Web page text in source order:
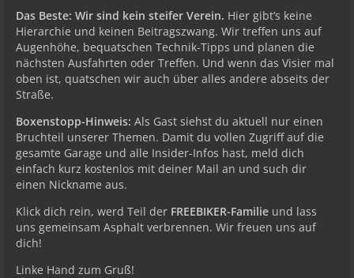
Das Beste: Wir sind kein steifer Verein. Hier gibt’s keine
Hierarchie und keinen Beitragszwang. Wir treffen uns auf
Augenhöhe, bequatschen Technik-Tipps und planen die
nächsten Ausfahrten oder Treffen. Und wenn das Visier mal
oben ist, quatschen wir auch über alles andere abseits der
Straße.
Boxenstopp-Hinweis: Als Gast siehst du aktuell nur einen
Bruchteil unserer Themen. Damit du vollen Zugriff auf die
gesamte Garage und alle Insider-Infos hast, meld dich
einfach kurz kostenlos mit deiner Mail an und such dir
einen Nickname aus.
Klick dich rein, werd Teil der FREEBIKER-Familie und lass
uns gemeinsam Asphalt verbrennen. Wir freuen uns auf
dich!
Linke Hand zum Gruß!